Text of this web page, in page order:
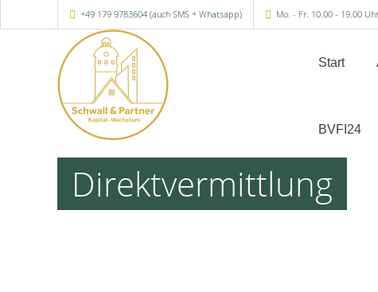
+49 179 9783604 (auch SMS + Whatsapp) Mo. - Fr. 10.00 - 19.00
Start
BVFI24
Direktvermittlung